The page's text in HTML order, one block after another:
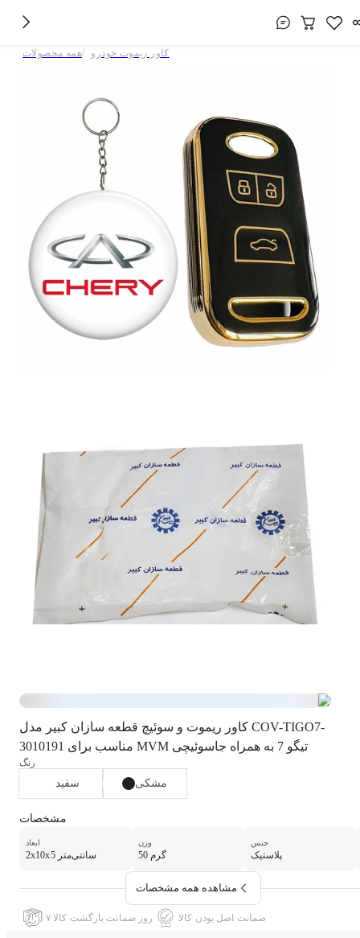
همه محصولات/ کاور ریموت خودرو
کاور ریموت و سوئیچ قطعه سازان کبیر مدل COV-TIGO7-
3010191 مناسب برای MVM تیگو 7 به همراه جاسوئیچی
رنگ
سفید مشکی
مشخصات
ابعاد
2x10x5 سانتی‌متر
وزن
50 گرم
جنس
پلاستیک
مشاهده همه مشخصات
۷ روز ضمانت بازگشت کالا ضمانت اصل بودن کالا